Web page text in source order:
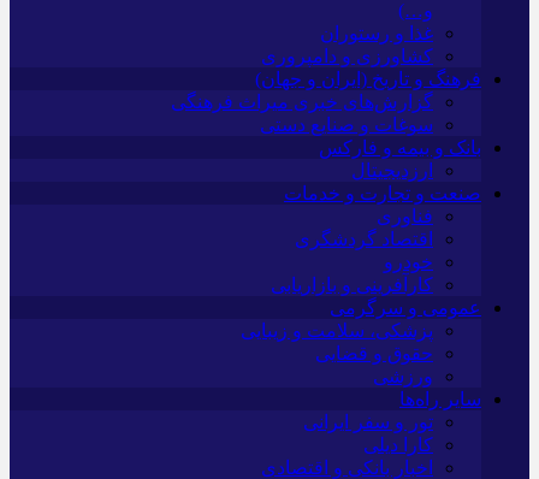
و…)
غذا و رستوران
کشاورزی و دامپروری
فرهنگ و تاریخ (ایران و جهان)
گزارش‌های خبری میراث فرهنگی
سوغات و صنایع دستی
بانک و بیمه و فارکس
ارزدیجیتال
صنعت و تجارت و خدمات
فناوری
اقتصاد گردشگری
خودرو
کارآفرینی و بازاریابی
عمومی و سرگرمی
پزشکی، سلامت و زیبایی
حقوق و قضایی
ورزشی
سایر راه‌ها
تور و سفر ایرانی
کارا دیلی
اخبار بانکی و اقتصادی